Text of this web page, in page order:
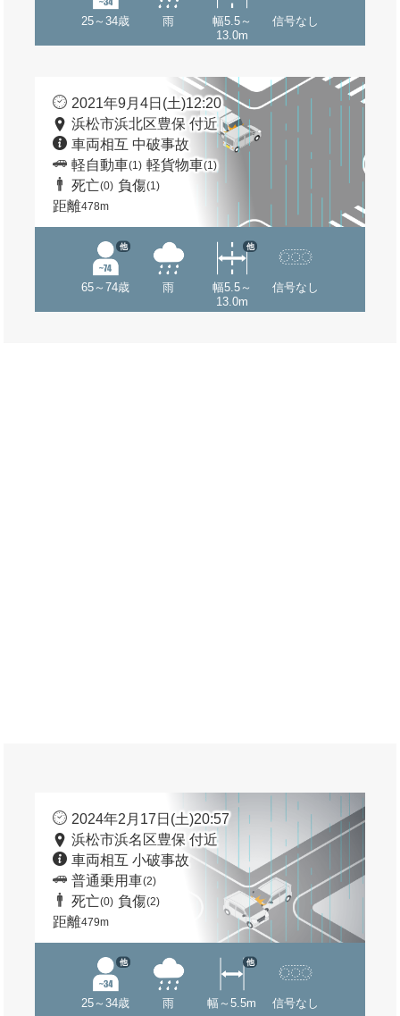
25～34歳 雨
幅5.5～
13.0m
信号なし
2021年9月4日(土)12:20
浜松市浜北区豊保 付近
車両相互 中破事故
軽自動車(1) 軽貨物車(1)
死亡(0) 負傷(1)
距離478m
65～74歳
他
雨
幅5.5～
13.0m
他
信号なし
2024年2月17日(土)20:57
浜松市浜名区豊保 付近
車両相互 小破事故
普通乗用車(2)
死亡(0) 負傷(2)
距離479m
25～34歳
他
雨 幅～5.5m
他
信号なし